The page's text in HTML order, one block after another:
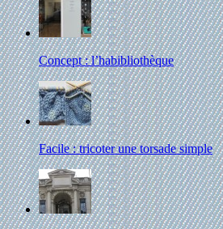
Concept : l’habibliothèque
Facile : tricoter une torsade simple